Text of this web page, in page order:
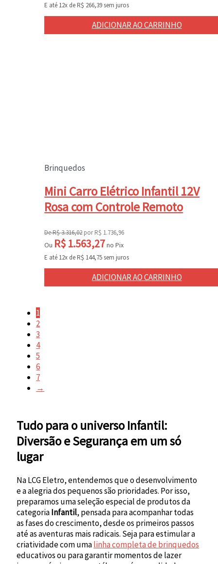
E até 12x deR$ 266,39sem juros
ADICIONAR AO CARRINHO
Brinquedos
Mini Carro Elétrico Infantil 12V
Rosa com Controle Remoto
DeR$3.316,02 porR$ 1.736,96
Ou R$ 1.563,27no Pix
E até 12x deR$ 144,75sem juros
ADICIONAR AO CARRINHO
1
2
3
4
5
6
7
→
Tudo para o universo Infantil:
Diversão e Segurança em um só
lugar
Na LCG Eletro, entendemos que o desenvolvimento
e a alegria dos pequenos são prioridades. Por isso,
preparamos uma seleção especial de produtos da
categoriaInfantil, pensada para acompanhar todas
as fases do crescimento, desde os primeiros passos
até as aventuras mais radicais. Seja para estimular a
criatividade com umalinha completa de brinquedos
educativos ou para garantir momentos de lazer